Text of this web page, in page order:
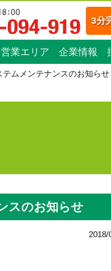
3分
営業エリア 企業情報
ムメンテナンスのお知らせ
スのお知らせ
2018/